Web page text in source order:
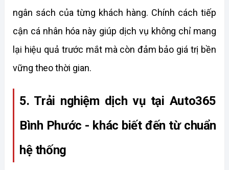
ngân sách của từng khách hàng. Chính cách tiếp
cận cá nhân hóa này giúp dịch vụ không chỉ mang
lại hiệu quả trước mắt mà còn đảm bảo giá trị bền
vững theo thời gian.
5. Trải nghiệm dịch vụ tại Auto365
Bình Phước - khác biết đến từ chuẩn
hệ thống